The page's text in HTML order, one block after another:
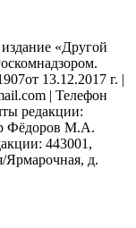
«Другой
13.12.2017 г. |
| Телефон
редакции:
Фёдоров М.А.
443001,
Ярмарочная, д.